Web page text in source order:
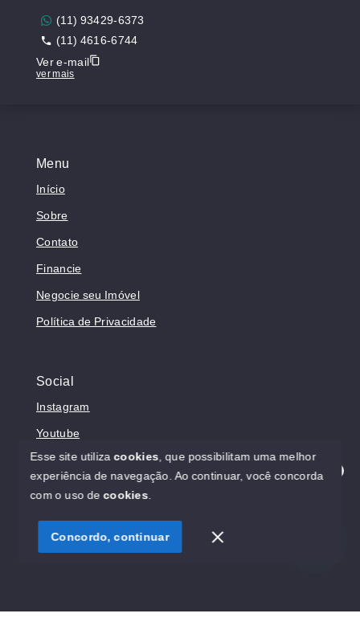
Olá! Estamos disponíveis para te ajudar.
Menu
Início
Sobre
Contato
Financie
Negocie seu Imóvel
Política de Privacidade
Social
Instagram
Youtube
© Copyright 2026 - Prosperita Negócios Imobiliários -
SITE PARA IMOBILIARIA
(11) 93429-6373
(11) 4616-6744
Ver e-mail
ver mais
Esse site utilizacookies , que possibilitam uma melhor
experiência de navegação. Ao continuar, você concorda
com o uso decookies
Concordo, continuar